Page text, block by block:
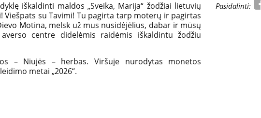
iškaldinti maldos „Sveika, Marija“ žodžiai lietuvių
Viešpats su Tavimi! Tu pagirta tarp moterų ir pagirtas
Motina, melsk už mus nusidėjėlius, dabar ir mūsų
centre didelėmis raidėmis iškaldintu žodžiu
– Niujės – herbas. Viršuje nurodytas monetos
metai „2026“.
Pasidalinti: